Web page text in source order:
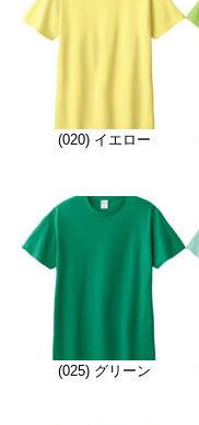
(020) イエロー
(025) グリーン